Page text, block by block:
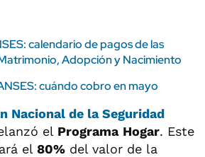
calendario de pagos de las
Adopción y Nacimiento
cuándo cobro en mayo
Nacional de la Seguridad
el Programa Hogar. Este
el 80% del valor de la